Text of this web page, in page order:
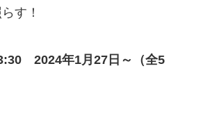
す！
2024年1月27日～（全5